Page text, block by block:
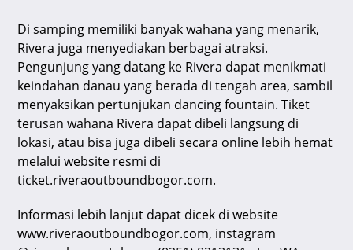
Di samping memiliki banyak wahana yang menarik,
Rivera juga menyediakan berbagai atraksi.
Pengunjung yang datang ke Rivera dapat menikmati
keindahan danau yang berada di tengah area, sambil
menyaksikan pertunjukan dancing fountain. Tiket
terusan wahana Rivera dapat dibeli langsung di
lokasi, atau bisa juga dibeli secara online lebih hemat
melalui website resmi di
ticket.riveraoutboundbogor.com.
Informasi lebih lanjut dapat dicek di website
www.riveraoutboundbogor.com, instagram